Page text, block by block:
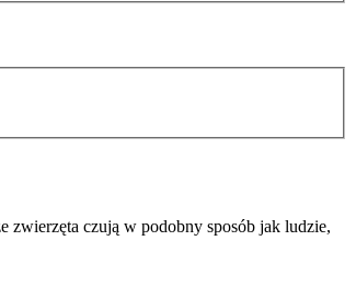
zwierzęta czują w podobny sposób jak ludzie,